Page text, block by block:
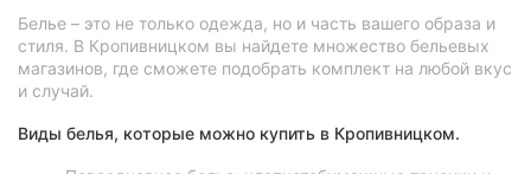
Белье – это не только одежда, но и часть вашего образа и
стиля. В Кропивницком вы найдете множество бельевых
магазинов, где сможете подобрать комплект на любой вкус
и случай.
Виды белья, которые можно купить в Кропивницком.